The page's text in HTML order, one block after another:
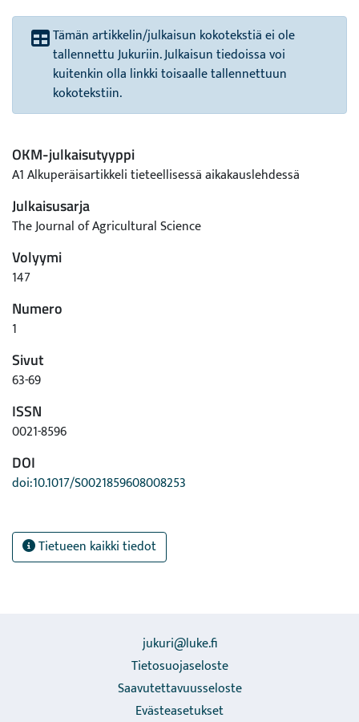
Tämän artikkelin/julkaisun kokotekstiä ei ole
tallennettu Jukuriin. Julkaisun tiedoissa voi
kuitenkin olla linkki toisaalle tallennettuun
kokotekstiin.
OKM-julkaisutyyppi
A1 Alkuperäisartikkeli tieteellisessä aikakauslehdessä
Julkaisusarja
The Journal of Agricultural Science
Volyymi
147
Numero
1
Sivut
63-69
ISSN
0021-8596
DOI
doi:10.1017/S0021859608008253
Tietueen kaikki tiedot
jukuri@luke.fi
Tietosuojaseloste
Saavutettavuusseloste
Evästeasetukset